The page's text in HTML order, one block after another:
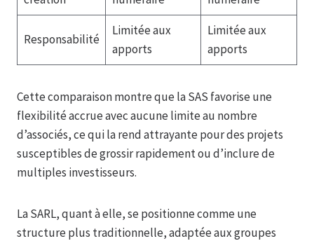
Responsabilité
Limitée aux
apports
Limitée aux
apports
Cette comparaison montre que la SAS favorise une
flexibilité accrue avec aucune limite au nombre
d’associés, ce qui la rend attrayante pour des projets
susceptibles de grossir rapidement ou d’inclure de
multiples investisseurs.
La SARL, quant à elle, se positionne comme une
structure plus traditionnelle, adaptée aux groupes